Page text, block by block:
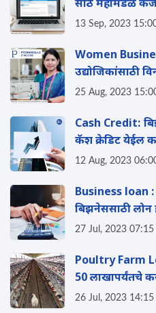
साठे महामंडळ
घ्या
13 Sep, 2023
Women
उद्योजिकांसाठी
फिनकॉर्पकडून
25 Aug, 2023
Cash Credit:
कॅश क्रेडिट येईल
12 Aug, 2023
Business loan :
बिझनेससाठी लोन
27 Jul, 2023 07:15
Poultry Farm
50 लाखापर्यंतचे
घ्या प्रोसिजर
26 Jul, 2023 14:15